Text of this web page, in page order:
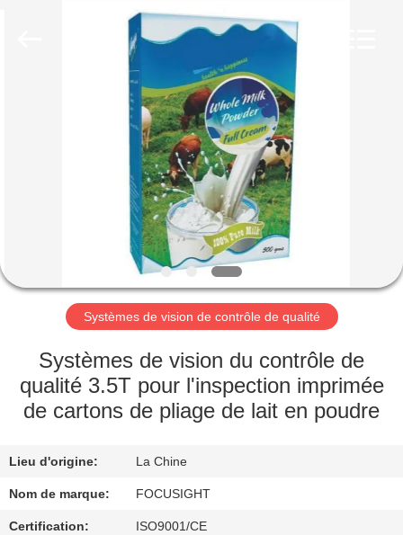
DE
NOUS
VISITE
D'USINE
DE
QUALITÉ
Systèmes de vision de contrôle de qualité
Systèmes de vision du contrôle de
qualité 3.5T pour l'inspection imprimée
de cartons de pliage de lait en poudre
Lieu d'origine: La Chine
Nom de marque: FOCUSIGHT
Certification: ISO9001/CE